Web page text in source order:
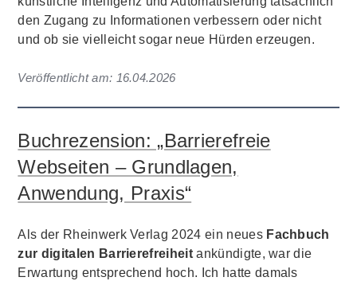
den Zugang zu Informationen verbessern oder nicht
und ob sie vielleicht sogar neue Hürden erzeugen.
Veröffentlicht am: 16.04.2026
Buchrezension: „Barrierefreie
Webseiten – Grundlagen,
Anwendung, Praxis“
Als der Rheinwerk Verlag 2024 ein neues Fachbuch
zur digitalen Barrierefreiheit ankündigte, war die
Erwartung entsprechend hoch. Ich hatte damals